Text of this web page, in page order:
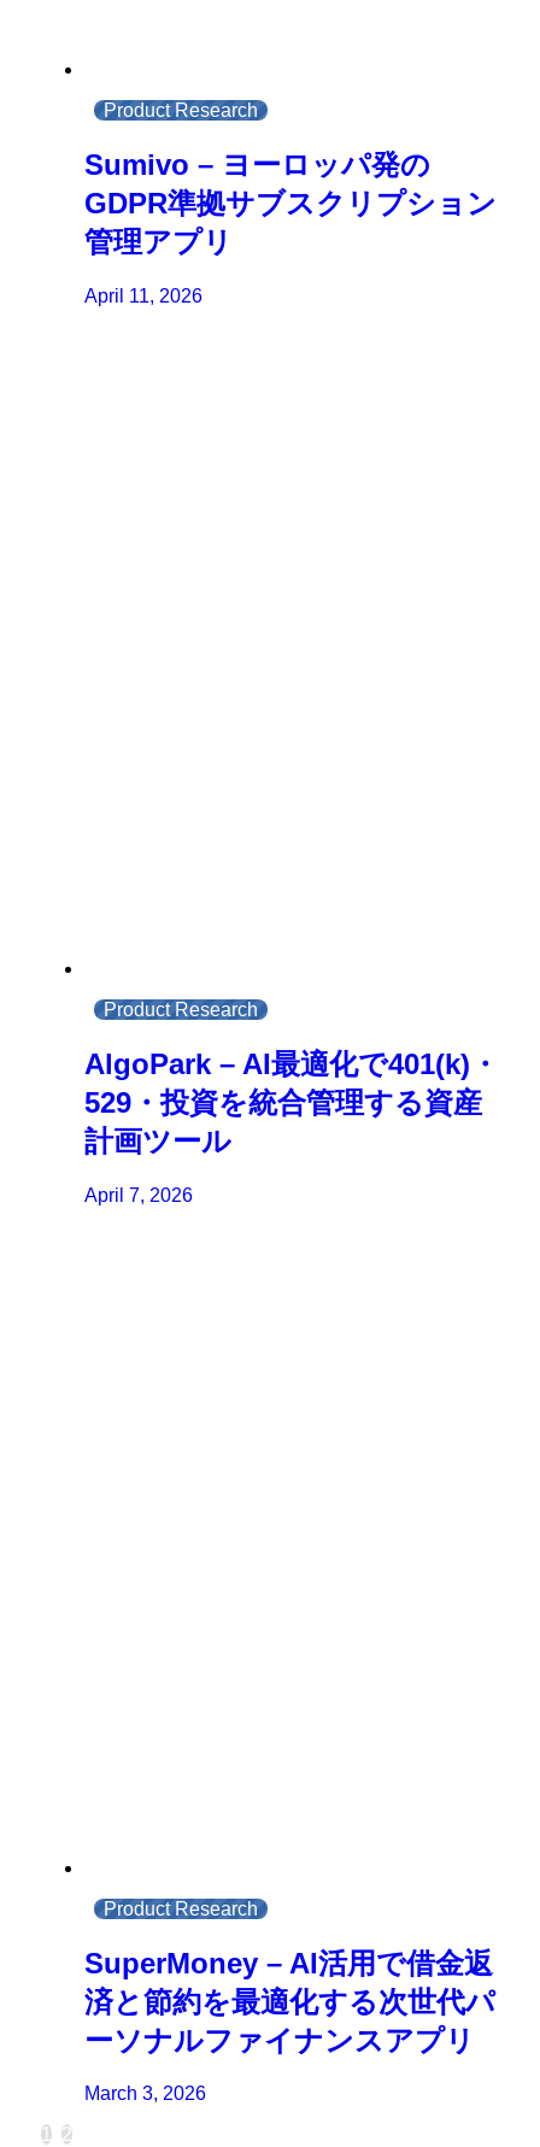
Product Research
Sumivo – ヨーロッパ発の
GDPR準拠サブスクリプション
管理アプリ
April 11, 2026
Product Research
AlgoPark – AI最適化で401(k)・
529・投資を統合管理する資産
計画ツール
April 7, 2026
Product Research
SuperMoney – AI活用で借金返
済と節約を最適化する次世代パ
ーソナルファイナンスアプリ
March 3, 2026
1 2